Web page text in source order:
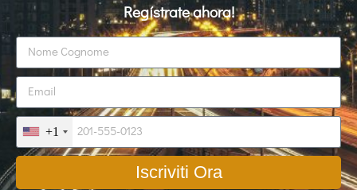
Regístrate ahora!
+1
Iscriviti Ora